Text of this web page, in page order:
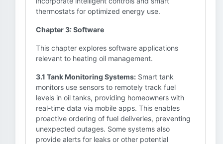
thermostats for optimized energy use.
Chapter 3: Software
This chapter explores software applications
relevant to heating oil management.
3.1 Tank Monitoring Systems: Smart tank
monitors use sensors to remotely track fuel
levels in oil tanks, providing homeowners with
real-time data via mobile apps. This enables
proactive ordering of fuel deliveries, preventing
unexpected outages. Some systems also
provide alerts for leaks or other potential